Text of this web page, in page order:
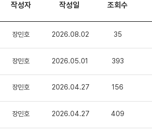
작성자 작성일 조회수
장민호 2026.08.02 35
장민호 2026.05.01 393
장민호 2026.04.27 156
장민호 2026.04.27 409